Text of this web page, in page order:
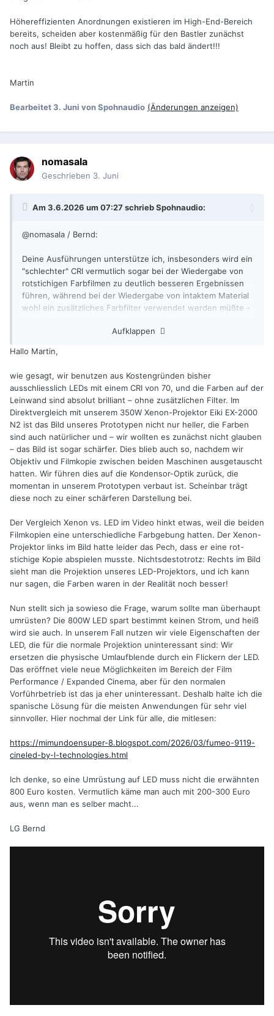
Höhereffizienten Anordnungen existieren im High-End-Bereich
bereits, scheiden aber kostenmäßig für den Bastler zunächst
noch aus! Bleibt zu hoffen, dass sich das bald ändert!!!
Martin
Bearbeitet3. Juni von Spohnaudio (Änderungen anzeigen)
nomasala
Geschrieben 3. Juni
Am 3.6.2026 um 07:27 schriebSpohnaudio:
@nomasala / Bernd:
Deine Ausführungen unterstütze ich, insbesonders wird ein
"schlechter" CRI vermutlich sogar bei der Wiedergabe von
rotstichigen Farbfilmen zu deutlich besseren Ergebnissen
führen, während bei der Wiedergabe von intaktem Material
wohl ein zusätzliches Farbfilter verwendet werden müßte -
Ich persönlich werde bei meinen weiteren Versuchen die
aus der KFZ-Fernlicht-Technik. Solche Arrays sind auf ebay
als off-the-shelf-Teile vergleichsweise günstig erhältlich:
Siehe z.B. ebay-Artikel-Nummer:
Ich habe mir so eins für weitere Experimente bestellt, es
sollte nächste Woche eintreffen. Das Ding ist durchaus
bezahlbar, über die Eigenschaften werde ich dann
berichten.
Wer sich für diese Technik (deutsches Patent von Osram
(!!!) ) interessiert, sollte einen Blick in die zugehörige
https://patentimages.storage.googleapis.com/61/14/a7/835b
19fbdc1e01/WO2018095653A1.pdf
Meine Prognose ist, dass dies wohl gegenüber
Konversions-LEDs (COB etc.) eine aussichtsreiche
Alternative auch für unsere alten Filmprojektoren sein kann,
preiswerten Superkontinuum-Laser für den Amateur
verfügbar sind. Dies ist eine Lasertechnik, die aus einem
blauen Laserstrahl ein kontinuierliches Spektrum bis in den
langwelligen Rotbereich erzeugt. Diese Technik ist seit 1976
bekannt, benutzte seinerzeit bis an die physikalische
Grenze ausgesteuerte Glasfaser-LWLs.
Forschungen zu höhereffizienten Anordnungen scheinen
bereits zu laufen!
Aufklappen
Hallo Martin,
wie gesagt, wir benutzen aus Kostengründen bisher
ausschliesslich LEDs mit einem CRI von 70, und die Farben auf der
Leinwand sind absolut brilliant – ohne zusätzlichen Filter. Im
Direktvergleich mit unserem 350W Xenon-Projektor Eiki EX-2000
N2 ist das Bild unseres Prototypen nicht nur heller, die Farben
sind auch natürlicher und – wir wollten es zunächst nicht glauben
– das Bild ist sogar schärfer. Dies blieb auch so, nachdem wir
Objektiv und Filmkopie zwischen beiden Maschinen ausgetauscht
hatten. Wir führen dies auf die Kondensor-Optik zurück, die
momentan in unserem Prototypen verbaut ist. Scheinbar trägt
diese noch zu einer schärferen Darstellung bei.
Der Vergleich Xenon vs. LED im Video hinkt etwas, weil die beiden
Filmkopien eine unterschiedliche Farbgebung hatten. Der Xenon-
Projektor links im Bild hatte leider das Pech, dass er eine rot-
stichige Kopie abspielen musste. Nichtsdestotrotz: Rechts im Bild
sieht man die Projektion unseres LED-Projektors, und ich kann
nur sagen, die Farben waren in der Realität noch besser!
Nun stellt sich ja sowieso die Frage, warum sollte man überhaupt
umrüsten? Die 800W LED spart bestimmt keinen Strom, und heiß
wird sie auch. In unserem Fall nutzen wir viele Eigenschaften der
LED, die für die normale Projektion uninteressant sind: Wir
ersetzen die physische Umlaufblende durch ein Flickern der LED.
Das eröffnet viele neue Möglichkeiten im Bereich der Film
Performance / Expanded Cinema, aber für den normalen
Vorführbetrieb ist das ja eher uninteressant. Deshalb halte ich die
spanische Lösung für die meisten Anwendungen für sehr viel
sinnvoller. Hier nochmal der Link für alle, die mitlesen:
https://mimundoensuper-8.blogspot.com/2026/03/fumeo-9119-
cineled-by-l-technologies.html
Ich denke, so eine Umrüstung auf LED muss nicht die erwähnten
800 Euro kosten. Vermutlich käme man auch mit 200-300 Euro
aus, wenn man es selber macht...
LG Bernd